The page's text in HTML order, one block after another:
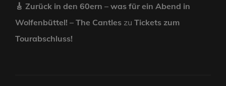
🎸 Zurück in den 60ern – was für ein Abend in
Wolfenbüttel! – The Cantles zu Tickets zum
Tourabschluss!